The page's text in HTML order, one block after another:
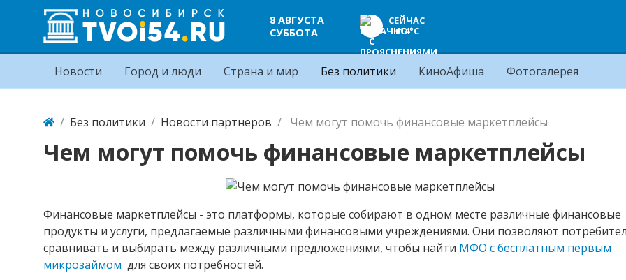
8 АВГУСТА
СУББОТА
СЕЙЧАС
+14°C
Новости Город и люди Страна и мир Без политики КиноАфиша Фотогалерея
Без политики Новости партнеров Чем могут помочь финансовые маркетплейсы
Чем могут помочь финансовые маркетплейсы
Финансовые маркетплейсы - это платформы, которые собирают в одном месте различные финансовые
продукты и услуги, предлагаемые различными финансовыми учреждениями. Они позволяют
сравнивать и выбирать между различными предложениями, чтобы найти МФО с бесплатным первым
микрозаймом для своих потребностей.